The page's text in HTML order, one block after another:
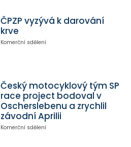
ČPZP vyzývá k darování
krve
Komerční sdělení
Český motocyklový tým SP
race project bodoval v
Oscherslebenu a zrychlil
závodní Aprilii
Komerční sdělení